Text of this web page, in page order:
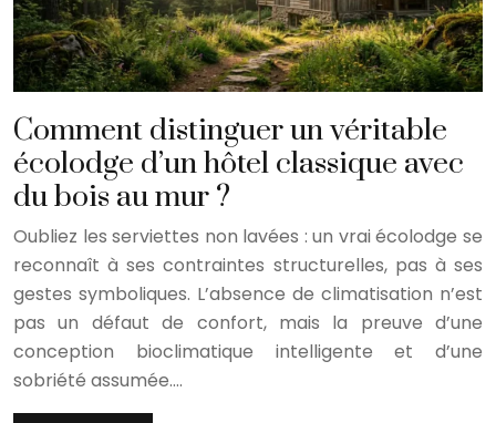
Comment distinguer un véritable
écolodge d’un hôtel classique avec
du bois au mur ?
Oubliez les serviettes non lavées : un vrai écolodge se
reconnaît à ses contraintes structurelles, pas à ses
gestes symboliques. L’absence de climatisation n’est
pas un défaut de confort, mais la preuve d’une
conception bioclimatique intelligente et d’une
sobriété assumée….